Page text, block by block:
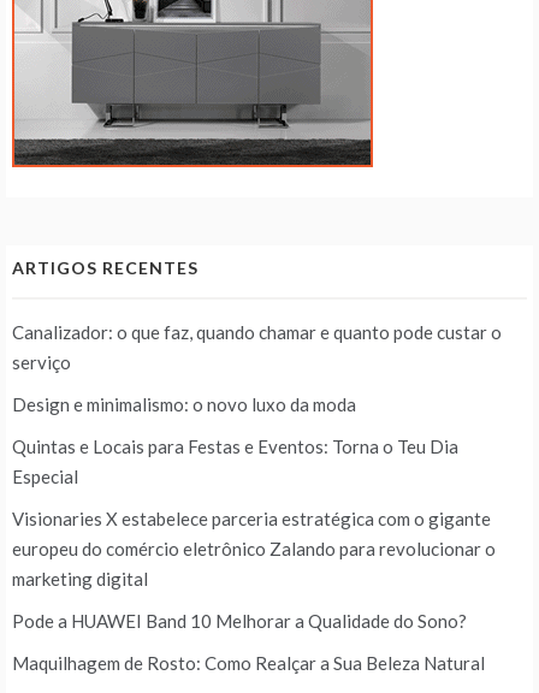
ARTIGOS RECENTES
Canalizador: o que faz, quando chamar e quanto pode custar o
serviço
Design e minimalismo: o novo luxo da moda
Quintas e Locais para Festas e Eventos: Torna o Teu Dia
Especial
Visionaries X estabelece parceria estratégica com o gigante
europeu do comércio eletrônico Zalando para revolucionar o
marketing digital
Pode a HUAWEI Band 10 Melhorar a Qualidade do Sono?
Maquilhagem de Rosto: Como Realçar a Sua Beleza Natural